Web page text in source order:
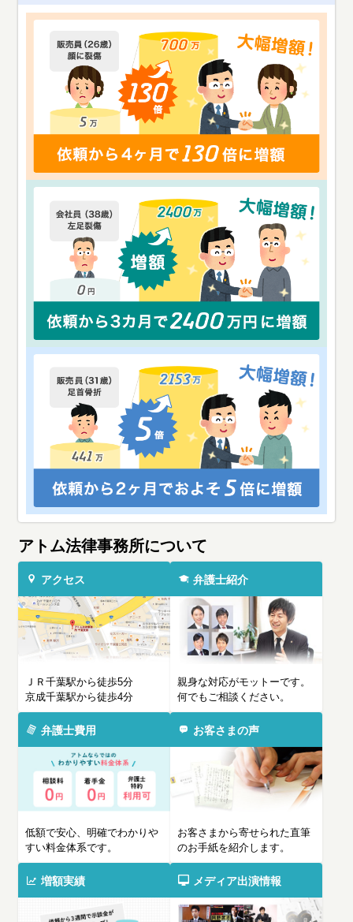
アトム法律事務所について
アクセス
ＪＲ千葉駅から徒歩5分
京成千葉駅から徒歩4分
弁護士紹介
親身な対応がモットーです。
何でもご相談ください。
弁護士費用
低額で安心、明確でわかりや
すい料金体系です。
お客さまの声
お客さまから寄せられた直筆
のお手紙を紹介します。
増額実績 メディア出演情報